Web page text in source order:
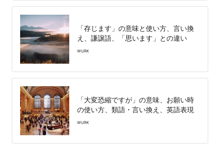
「存じます」の意味と使い方、言い換
え、謙譲語、「思います」との違い
WURK
「大変恐縮ですが」の意味、お願い時
の使い方、類語・言い換え、英語表現
WURK